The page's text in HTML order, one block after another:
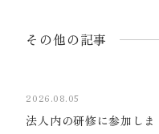
その他の記事
2026.08.05
法人内の研修に参加しま